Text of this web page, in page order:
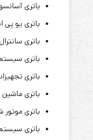
باتری
باتری یو پی
باتری سانترال
باتری
باتری
باتری
باتری موتور
باتری